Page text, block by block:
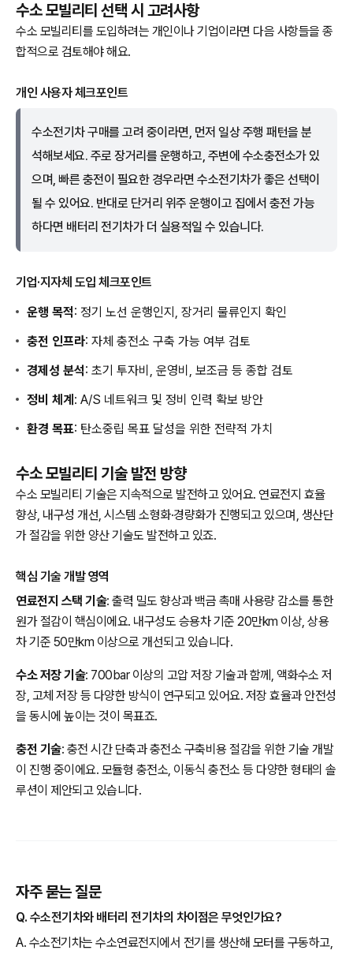
수소 모빌리티 선택 시 고려사항
수소 모빌리티를 도입하려는 개인이나 기업이라면 다음 사항들을 종
합적으로 검토해야 해요.
개인 사용자 체크포인트
수소전기차 구매를 고려 중이라면, 먼저 일상 주행 패턴을 분
석해보세요. 주로 장거리를 운행하고, 주변에 수소충전소가 있
으며, 빠른 충전이 필요한 경우라면 수소전기차가 좋은 선택이
될 수 있어요. 반대로 단거리 위주 운행이고 집에서 충전 가능
하다면 배터리 전기차가 더 실용적일 수 있습니다.
기업·지자체 도입 체크포인트
운행 목적: 정기 노선 운행인지, 장거리 물류인지 확인
충전 인프라: 자체 충전소 구축 가능 여부 검토
경제성 분석: 초기 투자비, 운영비, 보조금 등 종합 검토
정비 체계 : A/S 네트워크 및 정비 인력 확보 방안
환경 목표: 탄소중립 목표 달성을 위한 전략적 가치
수소 모빌리티 기술 발전 방향
수소 모빌리티 기술은 지속적으로 발전하고 있어요. 연료전지 효율
향상, 내구성 개선, 시스템 소형화·경량화가 진행되고 있으며, 생산단
가 절감을 위한 양산 기술도 발전하고 있죠.
핵심 기술 개발 영역
연료전지 스택 기술: 출력 밀도 향상과 백금 촉매 사용량 감소를 통한
원가 절감이 핵심이에요. 내구성도 승용차 기준 20만km 이상, 상용
차 기준 50만km 이상으로 개선되고 있습니다.
수소 저장 기술: 700bar 이상의 고압 저장 기술과 함께, 액화수소 저
장, 고체 저장 등 다양한 방식이 연구되고 있어요. 저장 효율과 안전성
을 동시에 높이는 것이 목표죠.
충전 기술: 충전 시간 단축과 충전소 구축비용 절감을 위한 기술 개발
이 진행 중이에요. 모듈형 충전소, 이동식 충전소 등 다양한 형태의 솔
루션이 제안되고 있습니다.
자주 묻는 질문
Q. 수소전기차와 배터리 전기차의 차이점은 무엇인가요?
A. 수소전기차는 수소연료전지에서 전기를 생산해 모터를 구동하고,